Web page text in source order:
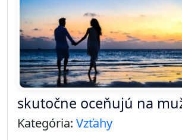
skutočne oceňujú na
Kategória: Vzťahy